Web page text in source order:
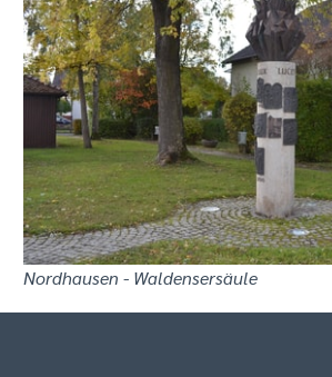
Nordhausen - Waldensersäule